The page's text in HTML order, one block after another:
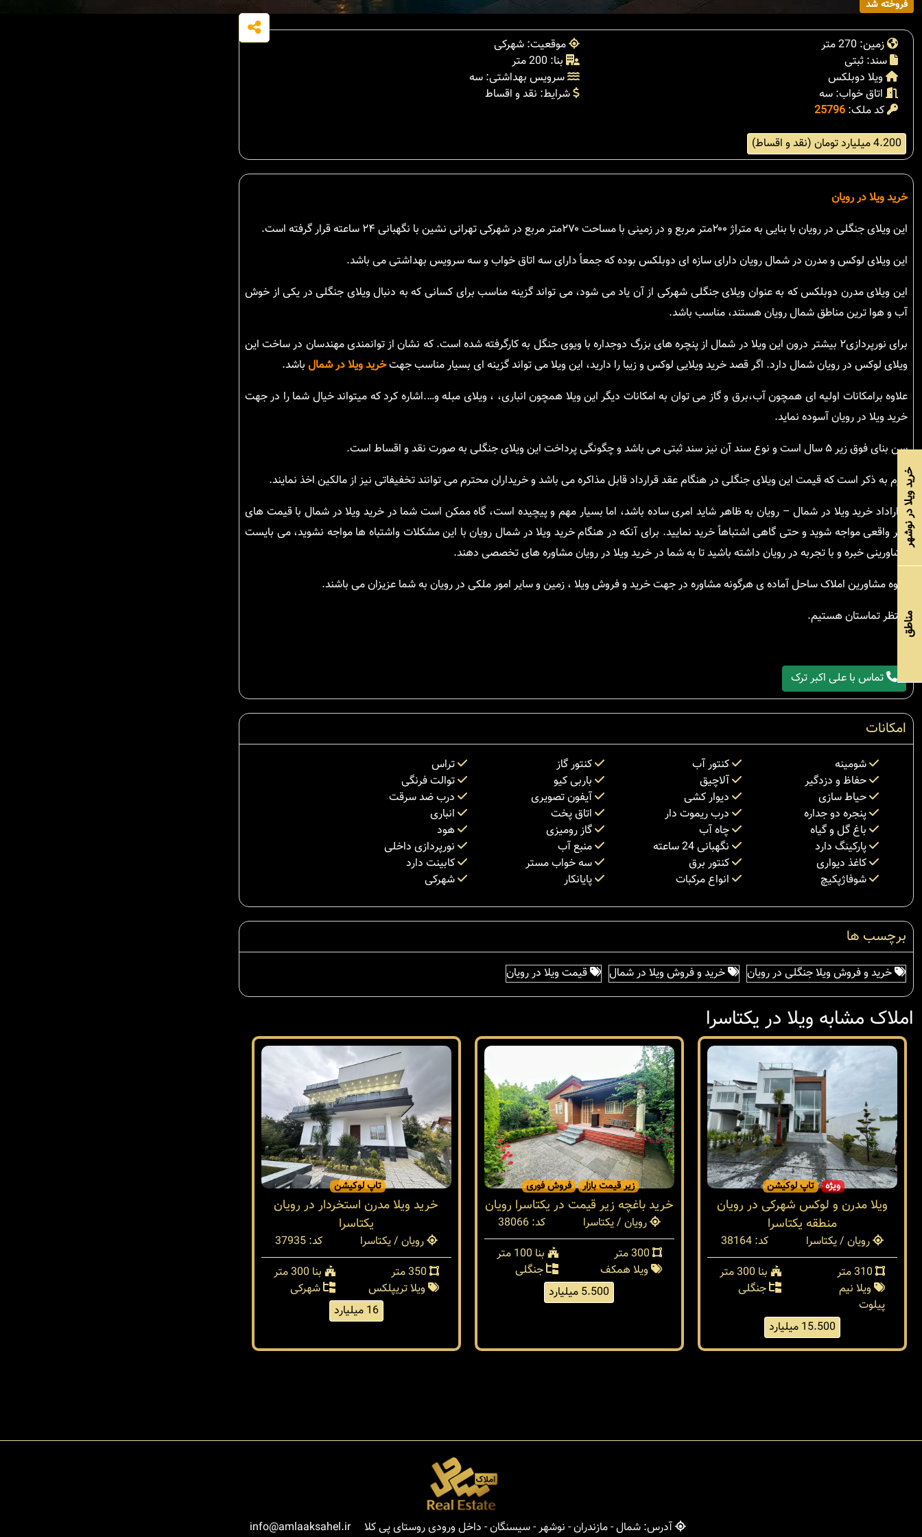
فروخته شد
زمین: 270 متر
موقعیت: شهرکی
سند: ثبتی
بنا: 200 متر
ویلا دوبلکس
سرویس بهداشتی: سه
اتاق خواب: سه
شرایط: نقد و اقساط
کد ملک: 25796
4.200 میلیارد تومان (نقد و اقساط)
خرید ویلا در رویان
این ویلای جنگلی در رویان با بنایی به متراژ ۲۰۰متر مربع و در زمینی با مساحت ۲۷۰متر مربع در شهرکی تهرانی نشین با نگهبانی ۲۴ ساعته قرار گرفته است.
این ویلای لوکس و مدرن در شمال رویان دارای سازه ای دوبلکس بوده که جمعاً دارای سه اتاق خواب و سه سرویس بهداشتی می باشد.
این ویلای مدرن دوبلکس که به عنوان ویلای جنگلی شهرکی از آن یاد می شود، می تواند گزینه مناسب برای کسانی که به دنبال ویلای جنگلی در یکی از خوش
آب و هوا ترین مناطق شمال رویان هستند، مناسب باشد.
برای نورپردازی۲ بیشتر درون این ویلا در شمال از پنچره های بزرگ دوجداره با ویوی جنگل به کارگرفته شده است. که نشان از توانمندی مهندسان در ساخت این
ویلای لوکس در رویان شمال دارد. اگر قصد خرید ویلایی لوکس و زیبا را دارید، این ویلا می تواند گزینه ای بسیار مناسب جهتخرید ویلا در شمال باشد.
علاوه برامکانات اولیه ای همچون آب،برق و گاز می توان به امکانات دیگر این ویلا همچون انباری، ، ویلای مبله و….اشاره کرد که میتواند خیال شما را در جهت
خرید ویلا در رویان آسوده نماید.
سن بنای فوق زیر ۵ سال است و نوع سند آن نیز سند ثبتی می باشد و چگونگی پرداخت این ویلای جنگلی به صورت نقد و اقساط است.
لازم به ذکر است که قیمت این ویلای جنگلی در هنگام عقد قرارداد قابل مذاکره می باشد و خریداران محترم می توانند تخفیفاتی نیز از مالکین اخذ نمایند.
قراراداد خرید ویلا در شمال – رویان به ظاهر شاید امری ساده باشد، اما بسیار مهم و پیچیده است، گاه ممکن است شما در خرید ویلا در شمال با قیمت های
غیر واقعی مواجه شوید و حتی گاهی اشتباهاً خرید نمایید. برای آنکه در هنگام خرید ویلا در شمال رویان با این مشکلات واشتباه ها مواجه نشوید، می بایست
مشاورینی خبره و با تجربه در رویان داشته باشید تا به شما در خرید ویلا در رویان مشاوره های تخصصی دهند.
گروه مشاورین املاک ساحل آماده ی هرگونه مشاوره در جهت خرید و فروش ویلا ، زمین و سایر امور ملکی در رویان به شما عزیزان می باشند.
منتظر تماستان هستیم.
تماس با علی اکبر ترک
امکانات
شومینه کنتور آب کنتور گاز
تراس
حفاظ و دزدگیر
آلاچیق باربی کیو
توالت فرنگی
حیاط سازی
دیوار کشی آیفون تصویری
درب ضد سرقت
پنجره دو جداره
درب ریموت دار اتاق پخت
انباری
باغ گل و گیاه
چاه آب گاز رومیزی
هود
پارکینگ دارد
نگهبانی 24 ساعته منبع آب
نورپردازی داخلی
کاغذ دیواری
کنتور برق سه خواب مستر
کابینت دارد
شوفاژپکیچ
انواع مرکبات پایانکار شهرکی
برچسب ها
خرید و فروش ویلا جنگلی در رویان خرید و فروش ویلا در شمال قیمت ویلا در رویان
املاک مشابه ویلا در یکتاسرا
ویژه تاپ لوکیشن
ویلا مدرن و لوکس شهرکی در رویان
منطقه یکتاسرا
رویان / یکتاسرا
کد: 38164
بنا 300 متر
ویلا نیم
پیلوت
جنگلی
15.500 میلیارد
زیر قیمت بازار فروش فوری
خرید باغچه زیر قیمت در یکتاسرا رویان
رویان / یکتاسرا
کد: 38066
بنا 100 متر
ویلا همکف
جنگلی
5.500 میلیارد
تاپ لوکیشن
خرید ویلا مدرن استخردار در رویان
یکتاسرا
رویان / یکتاسرا
کد: 37935
بنا 300 متر
ویلا تریپلکس
شهرکی
16 میلیارد
آدرس: شمال - مازندران - نوشهر - سیسنگان - داخل ورودی روستای پی کلا info@amlaaksahel.ir
خرید ویلا در نوشهر
مناطق